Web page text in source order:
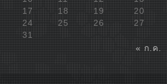
17
18 19 20
24
25 26 27
31
« ก.ค.